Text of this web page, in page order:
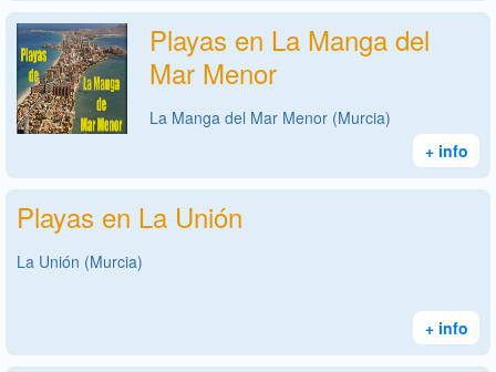
Playas en La Manga del
Mar Menor
La Manga del Mar Menor (Murcia)
+ info
Playas en La Unión
La Unión (Murcia)
+ info